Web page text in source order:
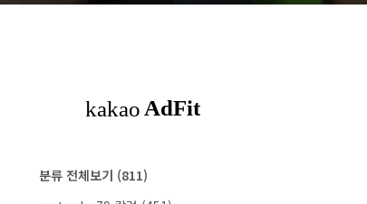
분류 전체보기 (811)